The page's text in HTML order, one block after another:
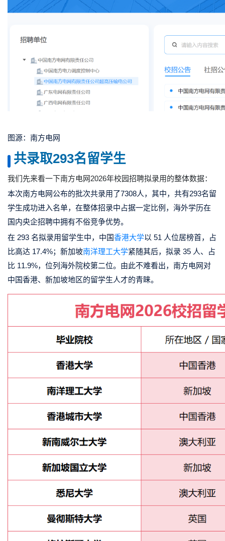
图源：南方电网
共录取293名留学生
我们先来看一下南方电网2026年校园招聘拟录用的整体数据：
本次南方电网公布的批次共录用了7308人，其中，共有293名留
学生成功进入名单，在整体招录中占据一定比例，海外学历在
国内央企招聘中拥有不俗竞争优势。
在 293 名拟录用留学生中，中国香港大学以 51 人位居榜首，占
比高达 17.4%；新加坡南洋理工大学紧随其后，拟录 35 人、占
比 11.9%，位列海外院校第二位。由此不难看出，南方电网对
中国香港、新加坡地区的留学生人才的青睐。